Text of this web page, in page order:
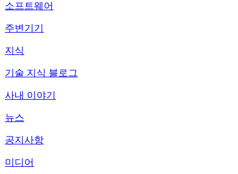
소프트웨어
주변기기
지식
기술 지식 블로그
사내 이야기
뉴스
공지사항
미디어